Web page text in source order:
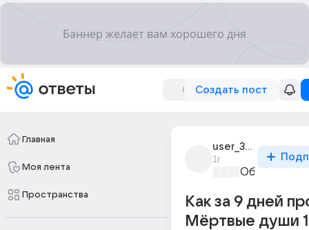
Создать пост
Главная
Моя лента
Пространства
user_313780562
1г
Как за 9 дней
Мёртвые души